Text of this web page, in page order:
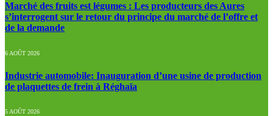
Marché des fruits est légumes : Les producteurs des Aures
s’interrogent sur le retour du principe du marché de l’offre et
de la demande
6 AOÛT 2026
Industrie automobile: Inauguration d’une usine de production
de plaquettes de frein à Réghaïa
5 AOÛT 2026